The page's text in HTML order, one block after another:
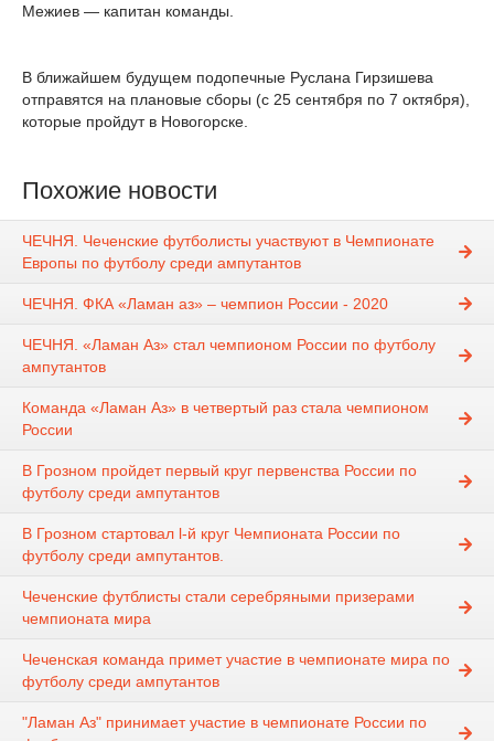
Межиев — капитан команды.
В ближайшем будущем подопечные Руслана Гирзишева
отправятся на плановые сборы (с 25 сентября по 7 октября),
которые пройдут в Новогорске.
Похожие новости
ЧЕЧНЯ. Чеченские футболисты участвуют в Чемпионате
Европы по футболу среди ампутантов
ЧЕЧНЯ. ФКА «Ламан аз» – чемпион России - 2020
ЧЕЧНЯ. «Ламан Аз» стал чемпионом России по футболу
ампутантов
Команда «Ламан Аз» в четвертый раз стала чемпионом
России
В Грозном пройдет первый круг первенства России по
футболу среди ампутантов
В Грозном стартовал l-й круг Чемпионата России по
футболу среди ампутантов.
Чеченские футблисты стали серебряными призерами
чемпионата мира
Чеченская команда примет участие в чемпионате мира по
футболу среди ампутантов
"Ламан Аз" принимает участие в чемпионате России по